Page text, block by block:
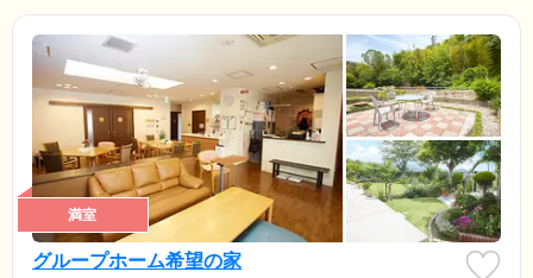
満室
グループホーム希望の家